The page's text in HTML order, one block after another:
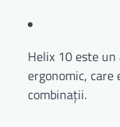
Helix 10 este
ergonomic,
combinații.